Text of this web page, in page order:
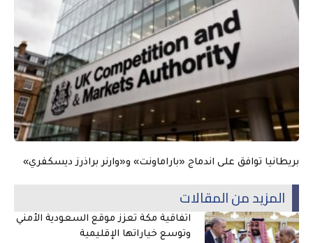
بريطانيا توافق على اندماج «باراماونت» و«وارنر براذرز ديسكفري»
المزيد من المقالات
اتفاقية مكة تعزز موقع السعودية الأمني
وتوسع خياراتها الإقليمية